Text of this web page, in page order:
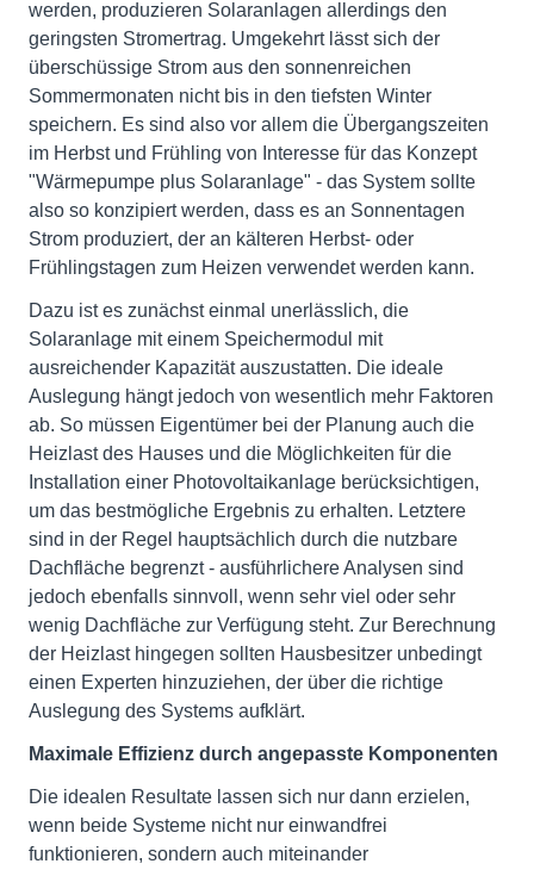
werden, produzieren Solaranlagen allerdings den
geringsten Stromertrag. Umgekehrt lässt sich der
überschüssige Strom aus den sonnenreichen
Sommermonaten nicht bis in den tiefsten Winter
speichern. Es sind also vor allem die Übergangszeiten
im Herbst und Frühling von Interesse für das Konzept
"Wärmepumpe plus Solaranlage" - das System sollte
also so konzipiert werden, dass es an Sonnentagen
Strom produziert, der an kälteren Herbst- oder
Frühlingstagen zum Heizen verwendet werden kann.
Dazu ist es zunächst einmal unerlässlich, die
Solaranlage mit einem Speichermodul mit
ausreichender Kapazität auszustatten. Die ideale
Auslegung hängt jedoch von wesentlich mehr Faktoren
ab. So müssen Eigentümer bei der Planung auch die
Heizlast des Hauses und die Möglichkeiten für die
Installation einer Photovoltaikanlage berücksichtigen,
um das bestmögliche Ergebnis zu erhalten. Letztere
sind in der Regel hauptsächlich durch die nutzbare
Dachfläche begrenzt - ausführlichere Analysen sind
jedoch ebenfalls sinnvoll, wenn sehr viel oder sehr
wenig Dachfläche zur Verfügung steht. Zur Berechnung
der Heizlast hingegen sollten Hausbesitzer unbedingt
einen Experten hinzuziehen, der über die richtige
Auslegung des Systems aufklärt.
Maximale Effizienz durch angepasste Komponenten
Die idealen Resultate lassen sich nur dann erzielen,
wenn beide Systeme nicht nur einwandfrei
funktionieren, sondern auch miteinander